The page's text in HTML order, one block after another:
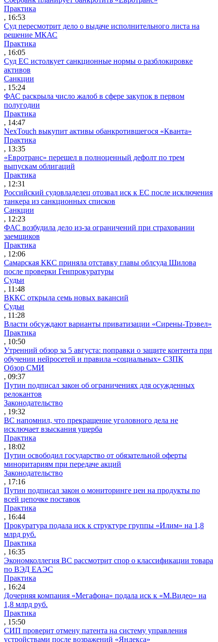
Практика
, 16:53
Суд пересмотрит дело о выдаче исполнительного листа на
решение МКАС
Практика
, 16:05
Суд ЕС истолкует санкционные нормы о разблокировке
активов
Санкции
, 15:24
ФАС раскрыла число жалоб в сфере закупок в первом
полугодии
Практика
, 14:47
NexTouch выкупит активы обанкротившегося «Кванта»
Практика
, 13:35
«Евротранс» перешел в полноценный дефолт по трем
выпускам облигаций
Практика
, 12:31
Российский судовладелец отозвал иск к ЕС после исключения
танкера из санкционных списков
Санкции
, 12:23
ФАС возбудила дело из-за ограничений при страховании
заемщиков
Практика
, 12:06
Самарская ККС приняла отставку главы облсуда Шилова
после проверки Генпрокуратуры
Судьи
, 11:48
ВККС открыла семь новых вакансий
Судьи
, 11:28
Власти обсуждают варианты приватизации «Сирены-Трэвел»
Практика
, 10:50
Утренний обзор за 5 августа: поправки о защите контента при
обучении нейросетей и правила «социальных» СЗПК
Обзор СМИ
, 09:37
Путин подписал закон об ограничениях для осужденных
релокантов
Законодательство
, 19:32
ВС напомнил, что прекращение уголовного дела не
исключает взыскания ущерба
Практика
, 18:02
Путин освободил государство от обязательной оферты
миноритариям при передаче акций
Законодательство
, 17:16
Путин подписал закон о мониторинге цен на продукты по
всей цепочке поставок
Практика
, 16:44
Прокуратура подала иск к структуре группы «Илим» на 1,8
млрд руб.
Практика
, 16:35
Экономколлегия ВС рассмотрит спор о классификации товара
по ВЭД ЕАЭС
Практика
, 16:24
Дочерняя компания «Мегафона» подала иск к «М.Видео» на
1,8 млрд руб.
Практика
, 15:50
СИП проверит отмену патента на систему управления
устройствами после возражений «Яндекса»